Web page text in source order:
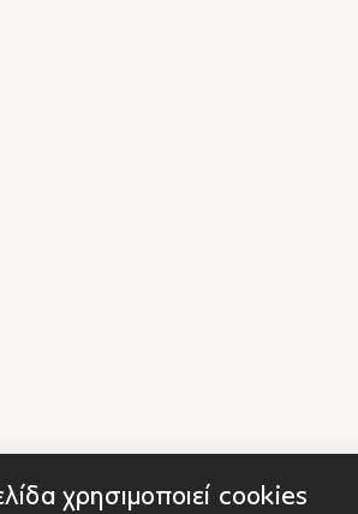
χρησιμοποιεί cookies